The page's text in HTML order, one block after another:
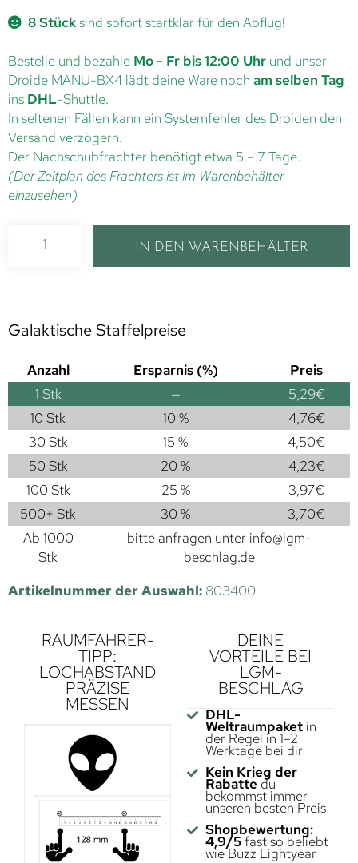
8 Stücksind sofort startklar für den Abflug!
Bestelle und bezahle Mo - Fr bis 12:00 Uhr und unser
Droide MANU-BX4 lädt deine Ware noch am selben Tag
ins DHL-Shuttle.
In seltenen Fällen kann ein Systemfehler des Droiden den
Versand verzögern.
Der Nachschubfrachter benötigt etwa 5 – 7 Tage.
(Der Zeitplan des Frachters ist im Warenbehälter
einzusehen)
IN DEN WARENBEHÄLTER
Galaktische Staffelpreise
Anzahl Ersparnis (%)
Preis
1 Stk — 5,29€
10 Stk
10 % 4,76€
30 Stk
15 % 4,50€
50 Stk
20 % 4,23€
100 Stk
25 % 3,97€
500+ Stk
30 % 3,70€
Ab 1000
Stk
bitte anfragen unter info@lgm-
beschlag.de
Artikelnummer der Auswahl: 803400
RAUMFAHRER-
TIPP:
LOCHABSTAND
PRÄZISE
MESSEN
DEINE
VORTEILE BEI
LGM-
BESCHLAG
DHL-
Weltraumpaketin
der Regel in 1–2
Werktage bei dir
Kein Krieg der
Rabatte du
bekommst immer
unseren besten Preis
Shopbewertung:
4,9/5fast so beliebt
wie Buzz Lightyear